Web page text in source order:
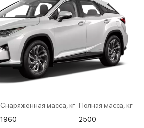
Снаряженная масса, кг Полная масса, кг
1960 2500